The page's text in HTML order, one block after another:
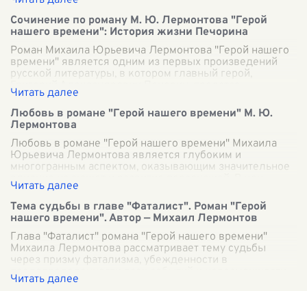
Сочинение по роману М. Ю. Лермонтова "Герой
нашего времени": История жизни Печорина
Роман Михаила Юрьевича Лермонтова "Герой нашего
времени" является одним из первых произведений
русской литературы, в котором главный герой,
Григорий Александрович Печорин, предстае
Любовь в романе "Герой нашего времени" М. Ю.
Лермонтова
Любовь в романе "Герой нашего времени" Михаила
Юрьевича Лермонтова является глубоким и
многогранным аспектом, оказывающим значительное
влияние на сюжет и развитие персонажей. В цен
Тема судьбы в главе "Фаталист". Роман "Герой
нашего времени". Автор — Михаил Лермонтов
Глава "Фаталист" романа "Герой нашего времени"
Михаила Лермонтова рассматривает тему судьбы
через призму фатализма, убежденности в
предопределенности всех событий и невозможности
и...